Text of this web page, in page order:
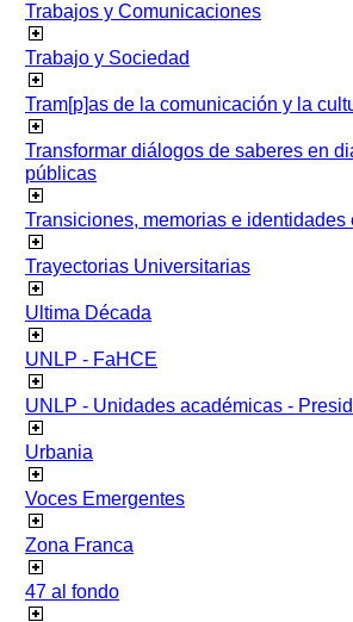
Trabajos y Comunicaciones
Trabajo y Sociedad
Tram[p]as de la comunicación y la
Transformar diálogos de saberes en
públicas
Transiciones, memorias e
Trayectorias Universitarias
Ultima Década
UNLP - FaHCE
UNLP - Unidades académicas -
Urbania
Voces Emergentes
Zona Franca
47 al fondo